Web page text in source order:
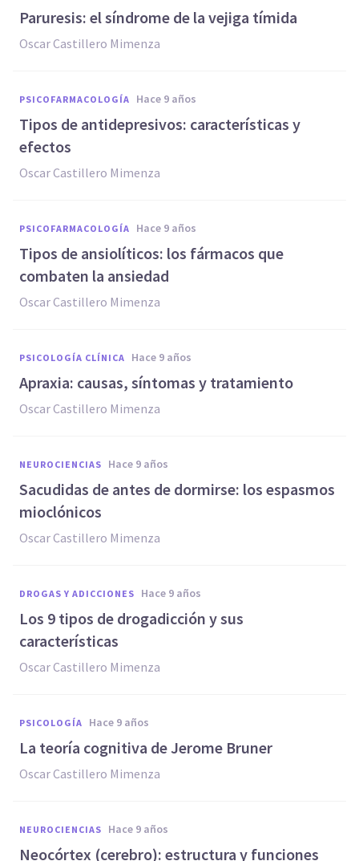
​Paruresis: el síndrome de la vejiga tímida
Oscar Castillero Mimenza
PSICOFARMACOLOGÍA hace 9 años
Tipos de antidepresivos: características y
efectos
Oscar Castillero Mimenza
PSICOFARMACOLOGÍA hace 9 años
​Tipos de ansiolíticos: los fármacos que
combaten la ansiedad
Oscar Castillero Mimenza
PSICOLOGÍA CLÍNICA hace 9 años
​Apraxia: causas, síntomas y tratamiento
Oscar Castillero Mimenza
NEUROCIENCIAS hace 9 años
Sacudidas de antes de dormirse: los espasmos
mioclónicos
Oscar Castillero Mimenza
DROGAS Y ADICCIONES hace 9 años
​Los 9 tipos de drogadicción y sus
características
Oscar Castillero Mimenza
PSICOLOGÍA hace 9 años
La teoría cognitiva de Jerome Bruner
Oscar Castillero Mimenza
NEUROCIENCIAS hace 9 años
​Neocórtex (cerebro): estructura y funciones